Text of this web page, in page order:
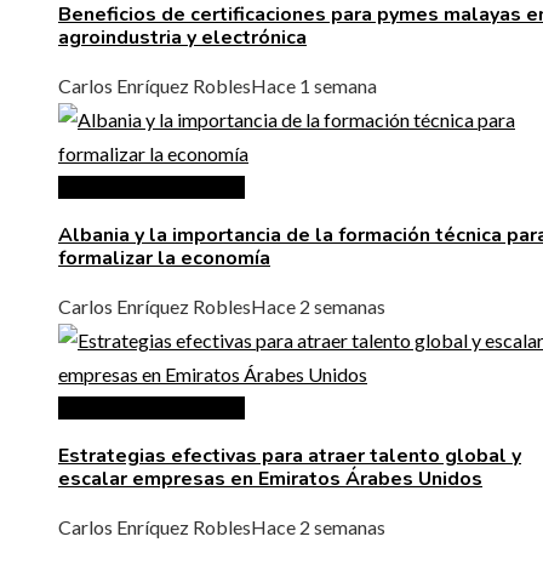
Beneficios de certificaciones para pymes malayas
agroindustria y electrónica
Carlos Enríquez RoblesHace 1 semana
Albania y la importancia de la formación técnica
formalizar la economía
Carlos Enríquez RoblesHace 2 semanas
Estrategias efectivas para atraer talento global y
escalar empresas en Emiratos Árabes Unidos
Carlos Enríquez RoblesHace 2 semanas